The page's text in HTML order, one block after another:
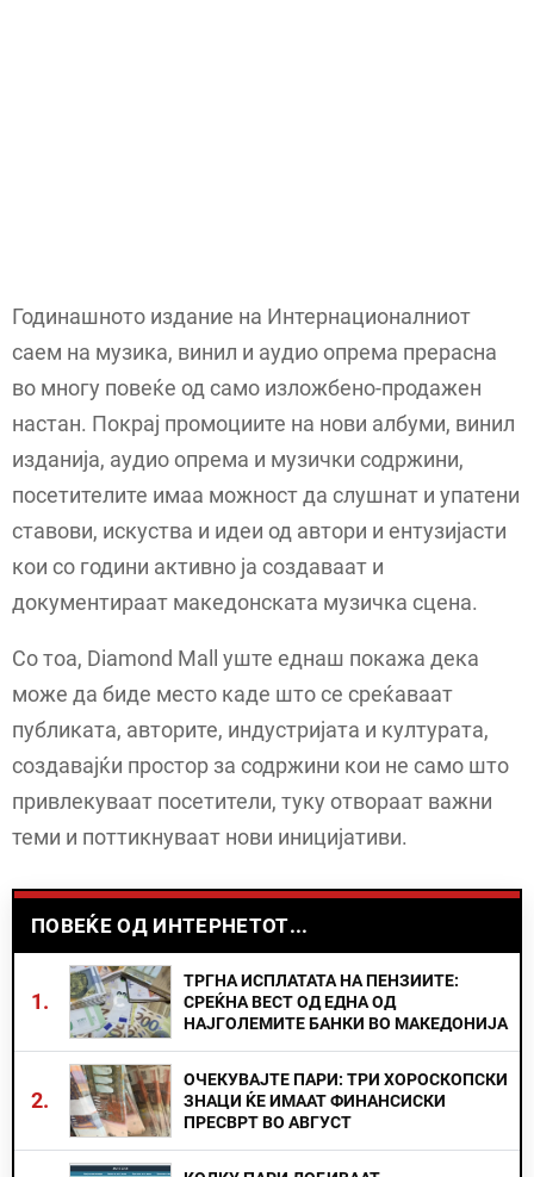
Годинашното издание на Интернационалниот
саем на музика, винил и аудио опрема прерасна
во многу повеќе од само изложбено-продажен
настан. Покрај промоциите на нови албуми, винил
изданија, аудио опрема и музички содржини,
посетителите имаа можност да слушнат и упатени
ставови, искуства и идеи од автори и ентузијасти
кои со години активно ја создаваат и
документираат македонската музичка сцена.
Со тоа, Diamond Mall уште еднаш покажа дека
може да биде место каде што се среќаваат
публиката, авторите, индустријата и културата,
создавајќи простор за содржини кои не само што
привлекуваат посетители, туку отвораат важни
теми и поттикнуваат нови иницијативи.
ПОВЕЌЕ ОД ИНТЕРНЕТОТ...
1.
ТРГНА ИСПЛАТАТА НА ПЕНЗИИТЕ:
СРЕЌНА ВЕСТ ОД ЕДНА ОД
НАЈГОЛЕМИТЕ БАНКИ ВО МАКЕДОНИЈА
2.
ОЧЕКУВАЈТЕ ПАРИ: ТРИ ХОРОСКОПСКИ
ЗНАЦИ ЌЕ ИМААТ ФИНАНСИСКИ
ПРЕСВРТ ВО АВГУСТ